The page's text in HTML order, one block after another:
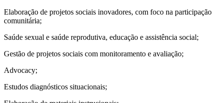
Elaboração de projetos sociais inovadores, com foco na participação
comunitária;
Saúde sexual e saúde reprodutiva, educação e assistência social;
Gestão de projetos sociais com monitoramento e avaliação;
Advocacy;
Estudos diagnósticos situacionais;